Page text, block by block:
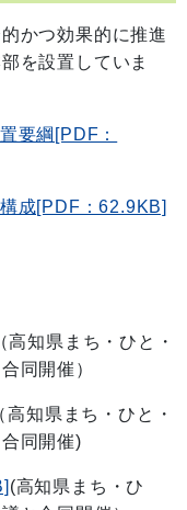
かつ効果的に推進
を設置していま
要綱[PDF：
成[PDF：62.9KB]
（高知県まち・ひと・
同開催）
高知県まち・ひと・
同開催)
(高知県まち・ひ